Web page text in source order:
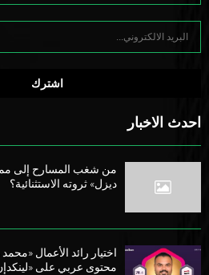
احدث الاخبار
من شغب المسارح إلى
ديزل» ثروته الاستثنائية؟
محتوى عربي على